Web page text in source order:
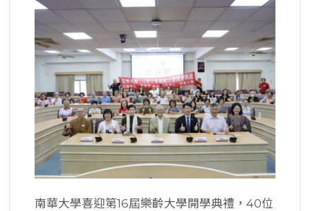
南華大學喜迎第16屆樂齡大學開學典禮，40位